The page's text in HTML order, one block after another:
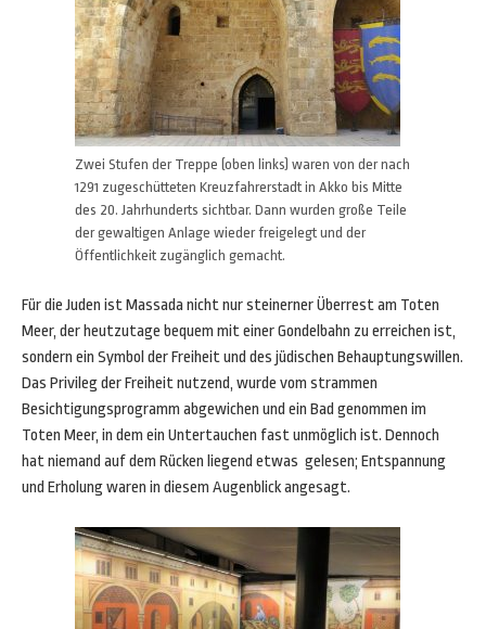
Zwei Stufen der Treppe (oben links) waren von der nach
1291 zugeschütteten Kreuzfahrerstadt in Akko bis Mitte
des 20. Jahrhunderts sichtbar. Dann wurden große Teile
der gewaltigen Anlage wieder freigelegt und der
Öffentlichkeit zugänglich gemacht.
Für die Juden ist Massada nicht nur steinerner Überrest am Toten
Meer, der heutzutage bequem mit einer Gondelbahn zu erreichen ist,
sondern ein Symbol der Freiheit und des jüdischen Behauptungswillen.
Das Privileg der Freiheit nutzend, wurde vom strammen
Besichtigungsprogramm abgewichen und ein Bad genommen im
Toten Meer, in dem ein Untertauchen fast unmöglich ist. Dennoch
hat niemand auf dem Rücken liegend etwas gelesen; Entspannung
und Erholung waren in diesem Augenblick angesagt.